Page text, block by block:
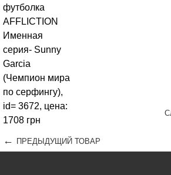
← ПРЕДЫДУЩИЙ ТОВАР